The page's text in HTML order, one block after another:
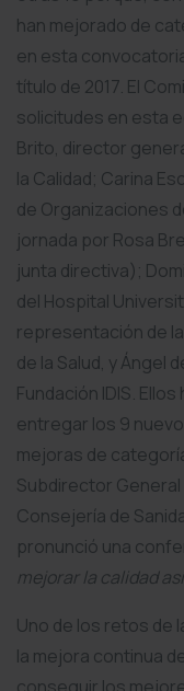
han mejorado de
en esta
título de 2017. El
solicitudes en esta
Brito, director
la Calidad; Carina
de Organizaciones
jornada por Rosa
junta directiva);
del Hospital
representación de
de la Salud, y Ángel
Fundación IDIS.
entregar los 9
mejoras de
Subdirector General
Consejería de
pronunció una
mejorar la calidad
Uno de los retos de
la mejora continua